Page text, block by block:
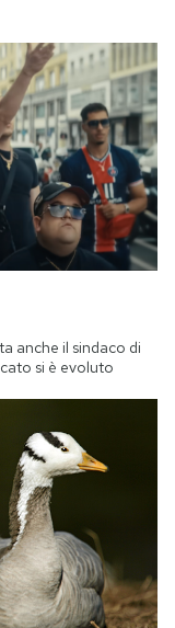
anche il sindaco di
si è evoluto